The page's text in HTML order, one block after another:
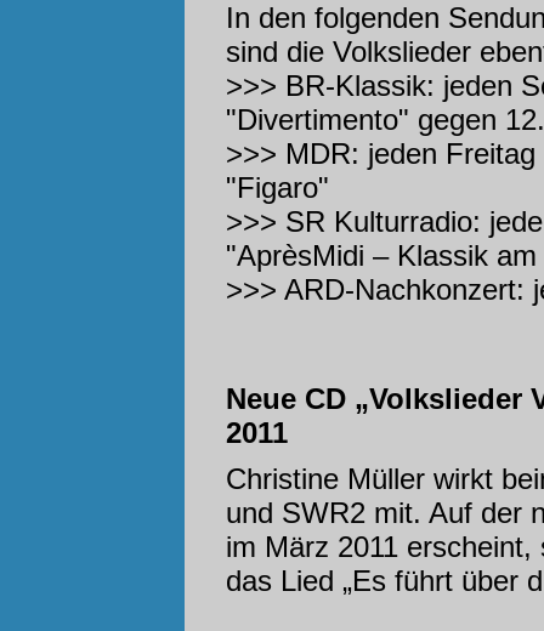
In den folgenden
sind die Volkslieder
>>> BR-Klassik: jeden
"Divertimento" gegen
>>> MDR: jeden
"Figaro"
>>> SR Kulturradio:
"AprèsMidi – Klassik
>>> ARD-Nachkonzert:
Neue CD „Volkslieder
2011
Christine Müller wirkt
und SWR2 mit. Auf der
im März 2011
das Lied „Es führt über